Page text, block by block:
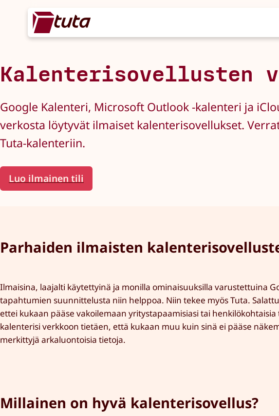
Kalenterisovellusten
Google Kalenteri, Microsoft Outlook -kalenteri ja
verkosta löytyvät ilmaiset kalenterisovellukset.
Tuta-kalenteriin.
Luo ilmainen tili
Parhaiden ilmaisten
Ilmaisina, laajalti käytettyinä ja monilla ominaisuuksilla varustettuina
tapahtumien suunnittelusta niin helppoa. Niin tekee myös Tuta.
ettei kukaan pääse vakoilemaan yritystapaamisiasi tai
kalenterisi verkkoon tietäen, että kukaan muu kuin sinä ei pääse
merkittyjä arkaluontoisia tietoja.
Millainen on hyvä kalenterisovellus?